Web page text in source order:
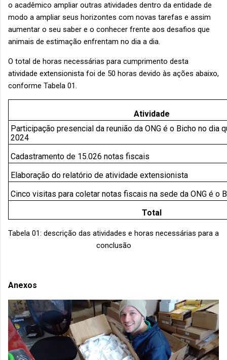
o acadêmico ampliar outras atividades dentro da entidade de
modo a ampliar seus horizontes com novas tarefas e assim
aumentar o seu saber e o conhecer frente aos desafios que
animais de estimação enfrentam no dia a dia.
O total de horas necessárias para cumprimento desta
atividade extensionista foi de 50 horas devido às ações abaixo,
conforme Tabela 01.
Atividade
Participação presencial da reunião da ONG é o Bicho no dia
2024
Cadastramento de 15.026 notas fiscais
Elaboração do relatório de atividade extensionista
Cinco visitas para coletar notas fiscais na sede da ONG é o
Total
Tabela 01: descrição das atividades e horas necessárias para a
conclusão
Anexos